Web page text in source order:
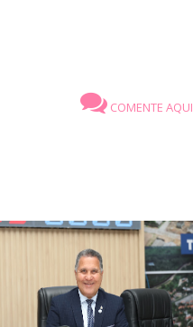
COMENTE AQUI